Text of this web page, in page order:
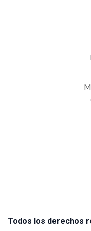
Todos los derechos